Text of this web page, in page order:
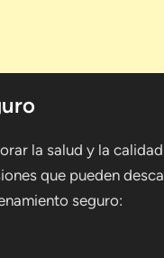
la salud y la
que pueden
seguro: